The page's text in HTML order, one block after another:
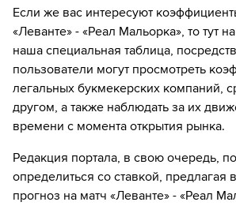
17´
Саму из команды Мальорка не смог
приложиться к мячу - мимо ворот
18´ Удар от ворот произведет Леванте
20´ Пабло Торре навешивает с левого
неудачно - мяч уходит за предел
противника
Шанс! Carlos Espi из команды
но мимо
Если же вас интересуют
«Леванте» - «Реал Мальорка», то тут
наша специальная таблица,
пользователи могут просмотреть
легальных букмекерских компаний,
другом, а также наблюдать за их
времени с момента открытия рынка.
Редакция портала, в свою очередь,
определиться со ставкой,
прогноз на матч «Леванте» - «Реал